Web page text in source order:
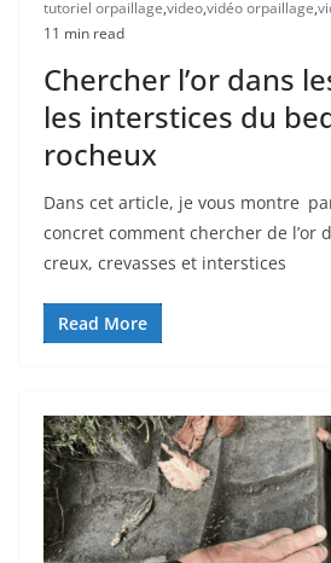
tutoriel orpaillage,video,vidéo orpaillage,
11 min read
Chercher l’or dans
les interstices du
rocheux
Dans cet article, je vous montre
concret comment chercher de l’or
creux, crevasses et interstices
Read More